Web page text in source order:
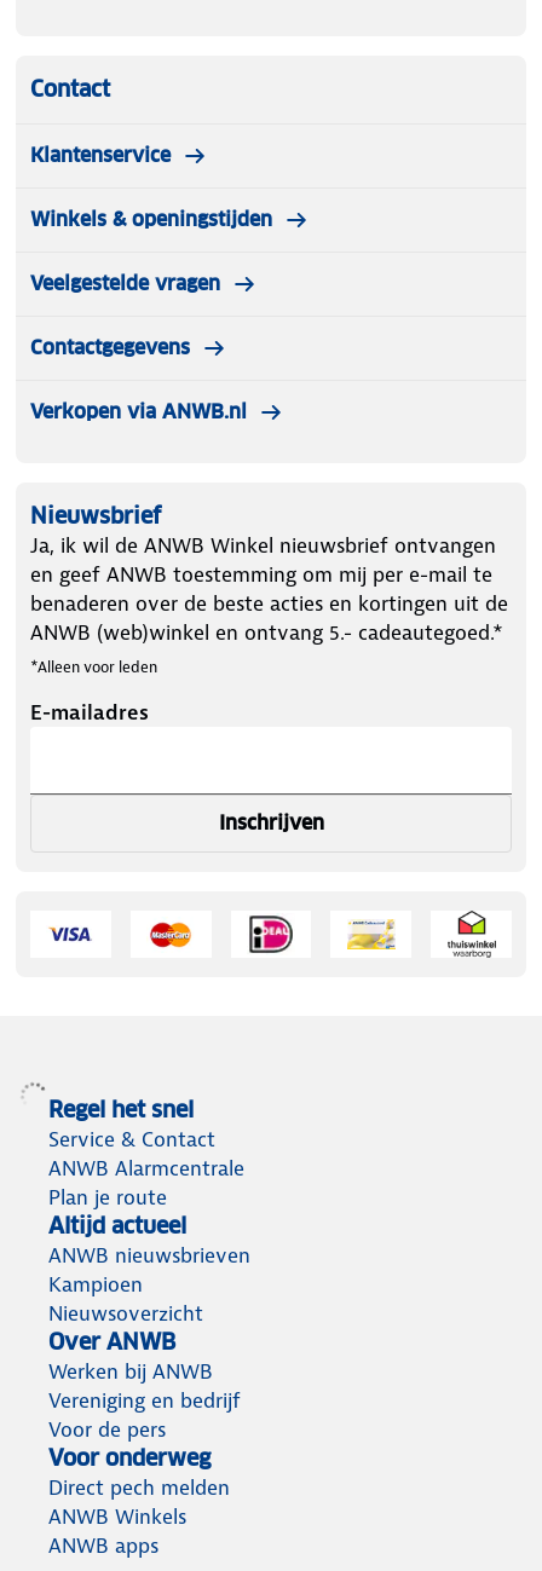
Contact
Klantenservice
Winkels & openingstijden
Veelgestelde vragen
Contactgegevens
Verkopen via ANWB.nl
Nieuwsbrief
Ja, ik wil de ANWB Winkel nieuwsbrief ontvangen
en geef ANWB toestemming om mij per e-mail te
benaderen over de beste acties en kortingen uit de
ANWB (web)winkel en ontvang 5.- cadeautegoed.*
*Alleen voor leden
E-mailadres
Inschrijven
Regel het snel
Service & Contact
ANWB Alarmcentrale
Plan je route
Altijd actueel
ANWB nieuwsbrieven
Kampioen
Nieuwsoverzicht
Over ANWB
Werken bij ANWB
Vereniging en bedrijf
Voor de pers
Voor onderweg
Direct pech melden
ANWB Winkels
ANWB apps